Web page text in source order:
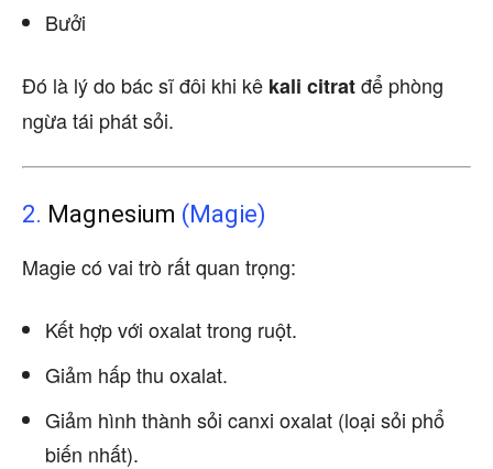
Bưởi
Đó là lý do bác sĩ đôi khi kê kali citratđể phòng
ngừa tái phát sỏi.
2. Magnesium (Magie)
Magie có vai trò rất quan trọng:
Kết hợp với oxalat trong ruột.
Giảm hấp thu oxalat.
Giảm hình thành sỏi canxi oxalat (loại sỏi phổ
biến nhất).